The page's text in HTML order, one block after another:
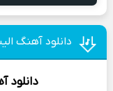
دانلود آهنگ
دانلود